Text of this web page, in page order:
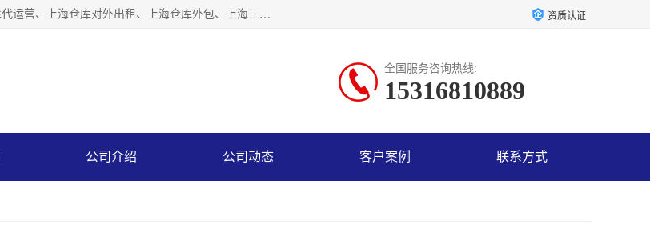
上海星力仓储服务有限公司从事：上海仓储服务、上海仓储库房、上海仓库代运营、上海仓库对外出租、上海仓库外包、上海三方仓储、上海电商仓储代发、上海电商代发货仓库、上海托管仓库、上海仓储配送。上海星力仓储服务有限公司现在拥有100个分仓、10万余平方的标准库房，精炼员工几百名，与几千家客户合作，公司已跻身上海仓储行业前列。欢迎来电咨询！ 资质认证
全国服务咨询热线:
15316810889
公司介绍 公司动态 客户案例 联系方式